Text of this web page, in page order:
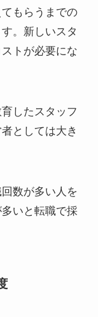
もらうまでの
。新しいスタ
トが必要にな
したスタッフ
としては大き
数が多い人を
いと転職で採